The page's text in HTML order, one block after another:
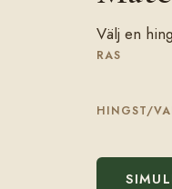
Välj en
RAS
HINGST/